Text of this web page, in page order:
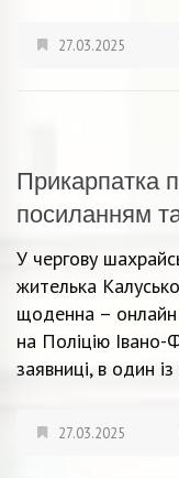
27.03.2025
Прикарпатка
посиланням
У чергову
жителька
щоденна – онлайн
на Поліцію Івано-
заявниці, в один
27.03.2025